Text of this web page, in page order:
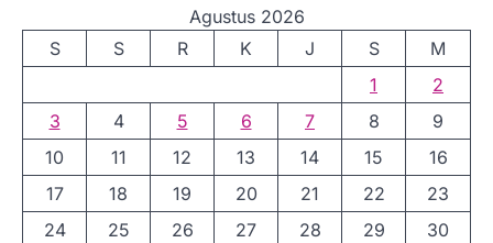
Agustus 2026
S
S R K J S
M
1
2
3
4 5 6 7 8
9
10
11 12 13 14 15
16
17
18 19 20 21 22
23
24
25 26 27 28 29
30